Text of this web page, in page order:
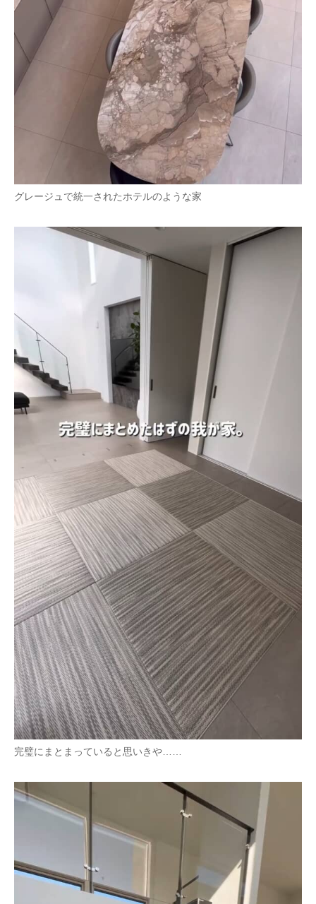
グレージュで統一されたホテルのような家
完璧にまとまっていると思いきや……